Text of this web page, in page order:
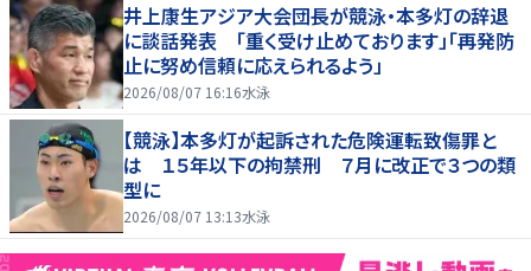
井上康生アジア大会団長が競泳・本多灯の辞退
に談話発表 「重く受け止めております」「再発防
止に努め信頼に応えられるよう」
2026/08/07 16:16水泳
【競泳】本多灯が起訴された危険運転致傷罪と
は １５年以下の拘禁刑 ７月に改正で３つの類
型に
2026/08/07 13:13水泳